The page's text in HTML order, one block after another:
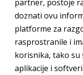
partner, postoje
doznati ovu
platforme za
rasprostranile i
korisnika, tako su
aplikacije i